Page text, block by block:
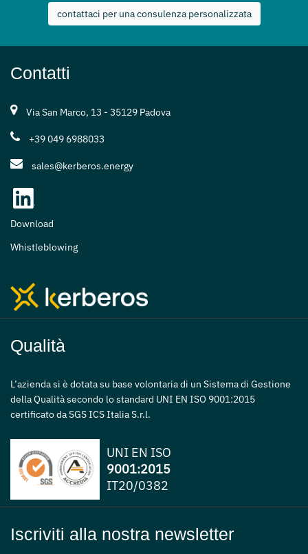
contattaci per una consulenza personalizzata
Contatti
Via San Marco, 13 - 35129 Padova
+39 049 6988033
sales@kerberos.energy
Download
Whistleblowing
Qualità
L’azienda si è dotata su base volontaria di un Sistema di Gestione
della Qualità secondo lo standard UNI EN ISO 9001:2015
certificato da SGS ICS Italia S.r.l.
UNI EN ISO
9001:2015
IT20/0382
Iscriviti alla nostra newsletter